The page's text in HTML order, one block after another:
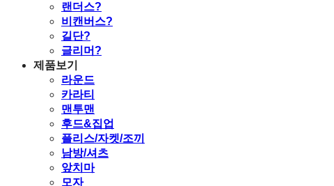
랜더스?
비캔버스?
길단?
글리머?
제품보기
라운드
카라티
맨투맨
후드&집업
플리스/자켓/조끼
남방/셔츠
앞치마
모자